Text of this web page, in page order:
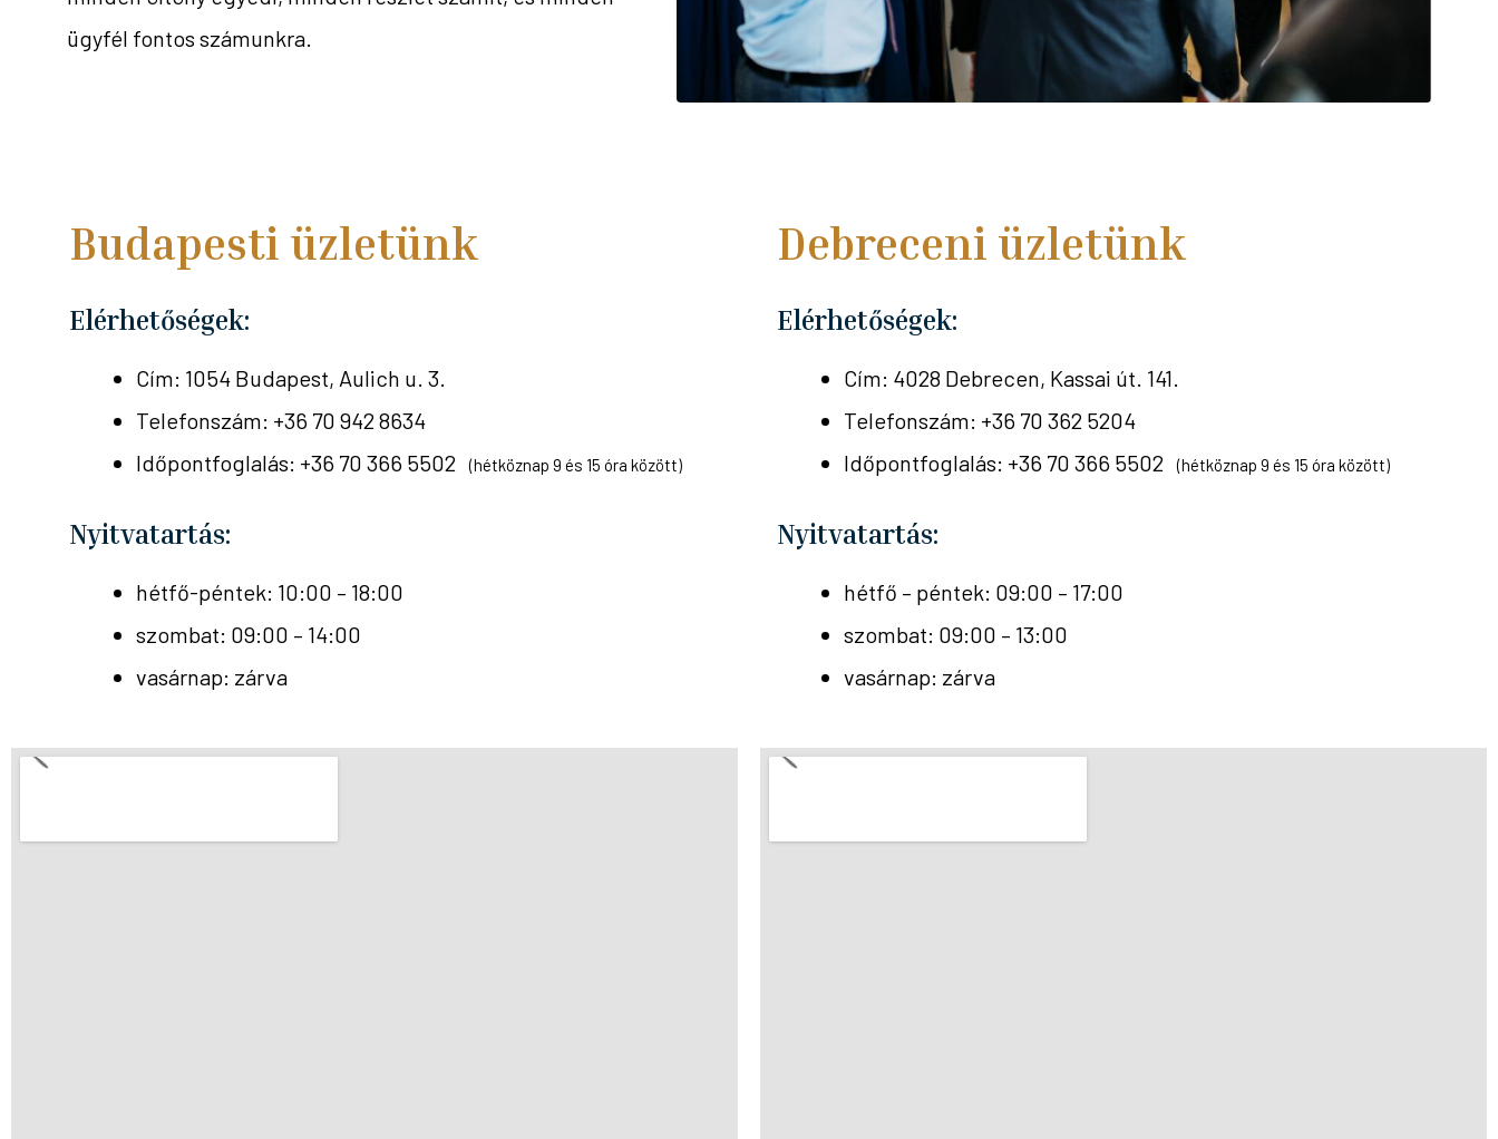
ügyfél fontos számunkra.
Budapesti üzletünk
Elérhetőségek:
Cím: 1054 Budapest, Aulich u. 3.
Telefonszám: +36 70 942 8634
Időpontfoglalás: +36 70 366 5502(hétköznap 9 és 15 óra között)
Nyitvatartás:
hétfő-péntek: 10:00 – 18:00
szombat: 09:00 – 14:00
vasárnap: zárva
Debreceni üzletünk
Elérhetőségek:
Cím: 4028 Debrecen, Kassai út. 141.
Telefonszám: +36 70 362 5204
Időpontfoglalás: +36 70 366 5502(hétköznap 9 és 15 óra között)
Nyitvatartás:
hétfő – péntek: 09:00 – 17:00
szombat: 09:00 – 13:00
vasárnap: zárva